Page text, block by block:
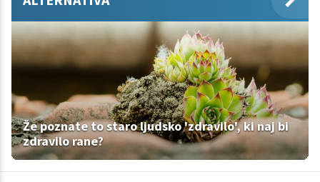
Že poznate to staro ljudsko 'zdravilo', ki naj bi
zdravilo rane?